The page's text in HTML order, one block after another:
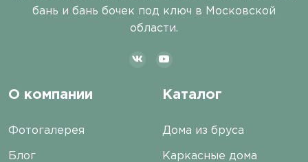
бань и бань бочек под ключ в Московской
области.
О компании
Фотогалерея
Блог
Каталог
Дома из бруса
Каркасные дома